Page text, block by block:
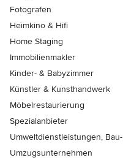
Fotografen
Heimkino & Hifi
Home Staging
Immobilienmakler
Kinder- & Babyzimmer
Künstler & Kunsthandwerk
Möbelrestaurierung
Spezialanbieter
Umweltdienstleistungen,
Umzugsunternehmen